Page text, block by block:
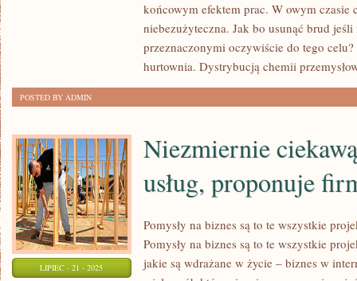
BRANŻACH
końcowym efektem prac. W owym czasie
niebezużyteczna. Jak bo usunąć brud
przeznaczonymi oczywiście do tego
hurtownia. Dystrybucją chemii
POSTED BY ADMIN
LIPIEC - 21 - 2025
Niezmiernie
usług, proponuje
Pomysły na biznes są to te wszystkie
Pomysły na biznes są to te wszystkie
jakie są wdrażane w życie – biznes w